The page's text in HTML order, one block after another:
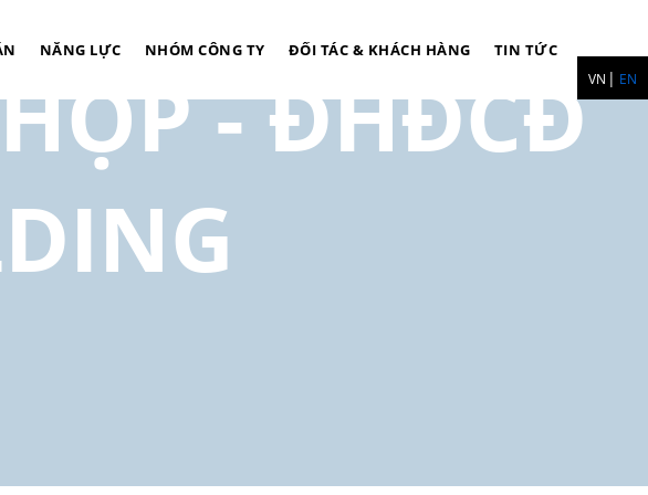
VN EN
NĂNG LỰC NHÓM CÔNG TY ĐỐI TÁC & KHÁCH HÀNG TIN TỨC
- ĐHĐCĐ